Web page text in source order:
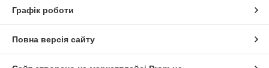
Графік роботи
Повна версія сайту